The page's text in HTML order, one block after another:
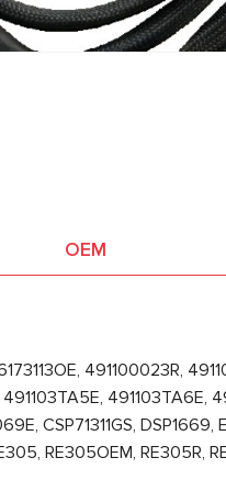
OEM
491100023R,
491103TA6E,
CSP71311GS,
RE305OEM, RE305R,